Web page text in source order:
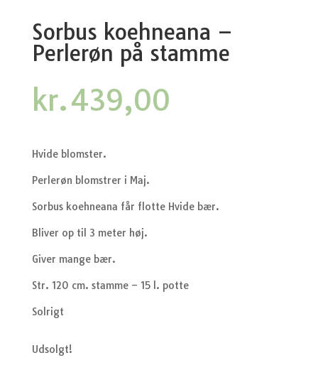
Sorbus koehneana –
Perlerøn på stamme
kr.439,00
Hvide blomster.
Perlerøn blomstrer i Maj.
Sorbus koehneana får flotte Hvide bær.
Bliver op til 3 meter høj.
Giver mange bær.
Str. 120 cm. stamme – 15 l. potte
Solrigt
Udsolgt!